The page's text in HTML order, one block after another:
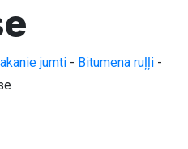
jumti - Bitumena ruļļi -